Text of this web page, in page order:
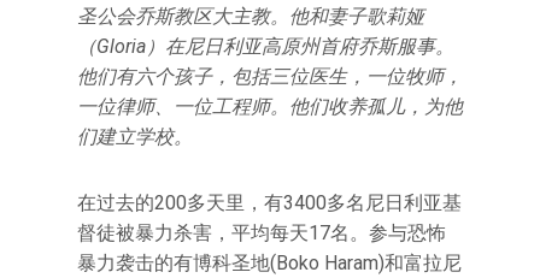
圣公会乔斯教区大主教。他和妻子歌莉娅
（Gloria）在尼日利亚高原州首府乔斯服事。
他们有六个孩子，包括三位医生，一位牧师，
一位律师、一位工程师。他们收养孤儿，为他
们建立学校。
在过去的200多天里，有3400多名尼日利亚基
督徒被暴力杀害，平均每天17名。参与恐怖
暴力袭击的有博科圣地(Boko Haram)和富拉尼